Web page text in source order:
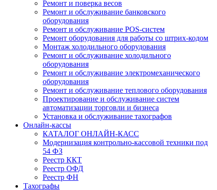
Ремонт и поверка весов
Ремонт и обслуживание банковского
оборудования
Ремонт и обслуживание POS-систем
Ремонт оборудования для работы со штрих-кодом
Монтаж холодильного оборудования
Ремонт и обслуживание холодильного
оборудования
Ремонт и обслуживание электромеханического
оборудования
Ремонт и обслуживание теплового оборудования
Проектирование и обслуживание систем
автоматизации торговли и бизнеса
Установка и обслуживание тахографов
Онлайн-кассы
КАТАЛОГ ОНЛАЙН-КАСС
Модернизация контрольно-кассовой техники под
54 ФЗ
Реестр ККТ
Реестр ОФД
Реестр ФН
Тахографы